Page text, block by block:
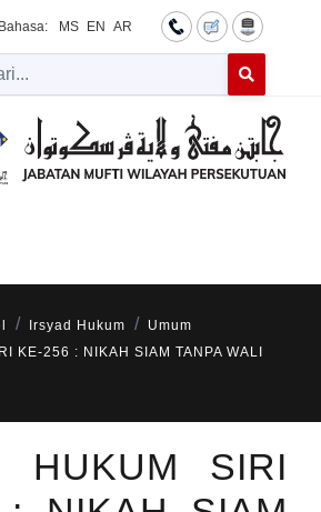
MS EN AR
Cari
Irsyad Hukum
Umum
KE-256 : NIKAH SIAM TANPA WALI
HUKUM SIRI